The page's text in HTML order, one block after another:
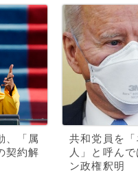
、「属
契約解
共和党員を
人」と呼ん
ン政権釈明